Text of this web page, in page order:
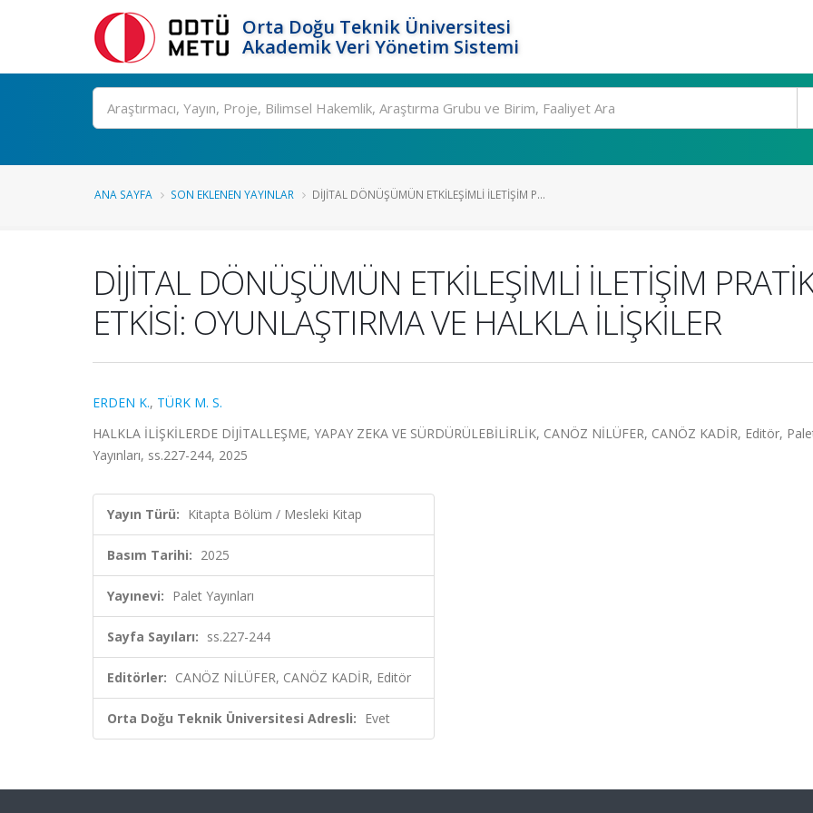
Orta Doğu Teknik Üniversitesi
Akademik Veri Yönetim Sistemi
Ara
ANA SAYFA SON EKLENEN YAYINLAR DİJİTAL DÖNÜŞÜMÜN ETKİLEŞİMLİ İLETİŞİM P...
DİJİTAL DÖNÜŞÜMÜN ETKİLEŞİMLİ İLETİŞİM
ETKİSİ: OYUNLAŞTIRMA VE HALKLA İLİŞKİLER
ERDEN K., TÜRK M. S.
HALKLA İLİŞKİLERDE DİJİTALLEŞME, YAPAY ZEKA VE SÜRDÜRÜLEBİLİRLİK, CANÖZ NİLÜFER, CANÖZ KADİR, Editör,
Yayınları, ss.227-244, 2025
Yayın Türü: Kitapta Bölüm / Mesleki Kitap
Basım Tarihi: 2025
Yayınevi: Palet Yayınları
Sayfa Sayıları: ss.227-244
Editörler: CANÖZ NİLÜFER, CANÖZ KADİR, Editör
Orta Doğu Teknik Üniversitesi Adresli: Evet